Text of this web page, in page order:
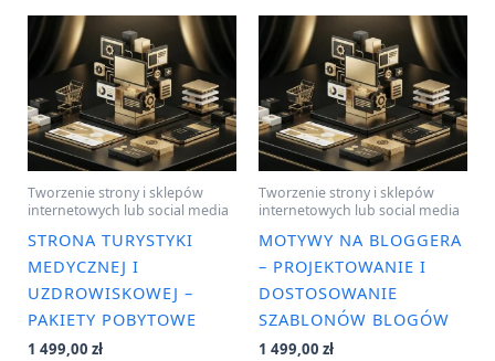
Tworzenie strony i sklepów
internetowych lub social media
STRONA TURYSTYKI
MEDYCZNEJ I
UZDROWISKOWEJ –
PAKIETY POBYTOWE
1 499,00 zł
Tworzenie strony i sklepów
internetowych lub social media
MOTYWY NA BLOGGERA
– PROJEKTOWANIE I
DOSTOSOWANIE
SZABLONÓW BLOGÓW
1 499,00 zł